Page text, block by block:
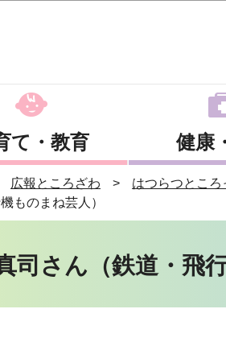
て・教育 健康
広報ところざわ
はつらつところ
のまね芸人）
さん（鉄道・飛行